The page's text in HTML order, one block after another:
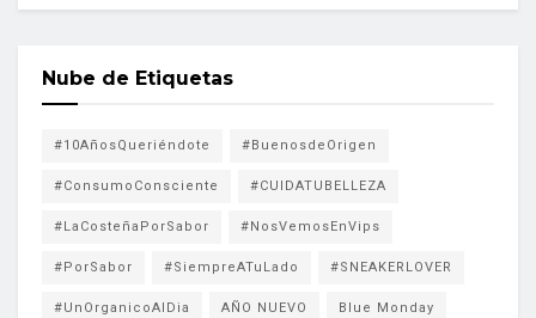
Nube de Etiquetas
#10AñosQueriéndote #BuenosdeOrigen
#ConsumoConsciente #CUIDATUBELLEZA
#LaCosteñaPorSabor #NosVemosEnVips
#PorSabor #SiempreATuLado #SNEAKERLOVER
#UnOrganicoAlDia AÑO NUEVO Blue Monday